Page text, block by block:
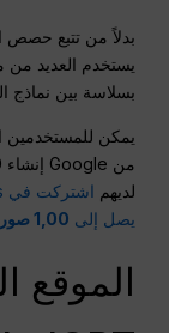
بدلاً من تتبع حصص
بسلاسة بين نماذج
يمكن للمستخدمين
من Google إنشاء
لديهم اشتركت في Google AI Plus أو Pro أو Ultra
يصل إلى 1,00 صورة
الموقع